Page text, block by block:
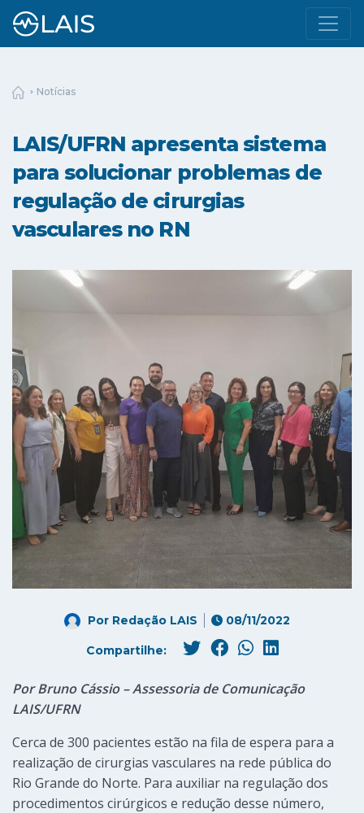
Notícias
LAIS/UFRN apresenta sistema
para solucionar problemas de
regulação de cirurgias
vasculares no RN
Por Redação LAIS 08/11/2022
Compartilhe:
PorBruno Cássio – Assessoria de Comunicação
LAIS/UFRN
Cerca de 300 pacientes estão na fila de espera para a
realização de cirurgias vasculares na rede pública do
Rio Grande do Norte. Para auxiliar na regulação dos
procedimentos cirúrgicos e redução desse número,